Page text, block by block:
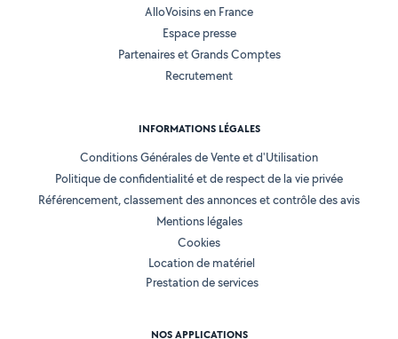
AlloVoisins en France
Espace presse
Partenaires et Grands Comptes
Recrutement
INFORMATIONS LÉGALES
Conditions Générales de Vente et d'Utilisation
Politique de confidentialité et de respect de la vie privée
Référencement, classement des annonces et contrôle des avis
Mentions légales
Cookies
Location de matériel
Prestation de services
NOS APPLICATIONS